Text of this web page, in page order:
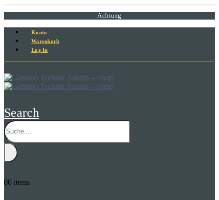
Achtung
Konto
Warenkorb
Log In
Search
00 items